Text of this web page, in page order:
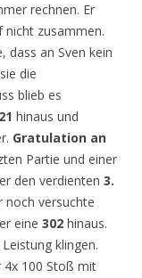
rechnen. Er
nicht zusammen.
dass an Sven kein
die
blieb es
hinaus und
Gratulation an
Partie und einer
den verdienten 3.
noch versuchte
eine 302 hinaus.
klingen.
4x 100 Stoß mit